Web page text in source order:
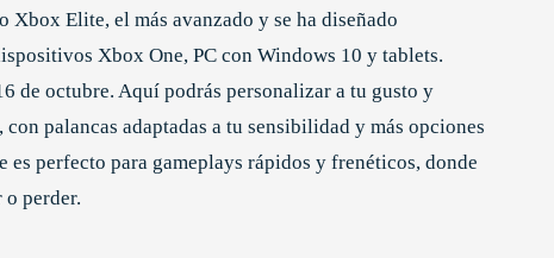
Elite, el más avanzado y se ha diseñado
Xbox One, PC con Windows 10 y tablets.
de octubre. Aquí podrás personalizar a tu gusto y
palancas adaptadas a tu sensibilidad y más opciones
perfecto para gameplays rápidos y frenéticos, donde
perder.